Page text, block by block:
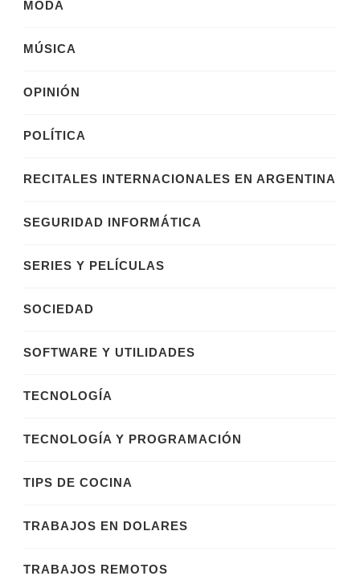
MODA
MÚSICA
OPINIÓN
POLÍTICA
RECITALES INTERNACIONALES EN ARGENTINA
SEGURIDAD INFORMÁTICA
SERIES Y PELÍCULAS
SOCIEDAD
SOFTWARE Y UTILIDADES
TECNOLOGÍA
TECNOLOGÍA Y PROGRAMACIÓN
TIPS DE COCINA
TRABAJOS EN DOLARES
TRABAJOS REMOTOS